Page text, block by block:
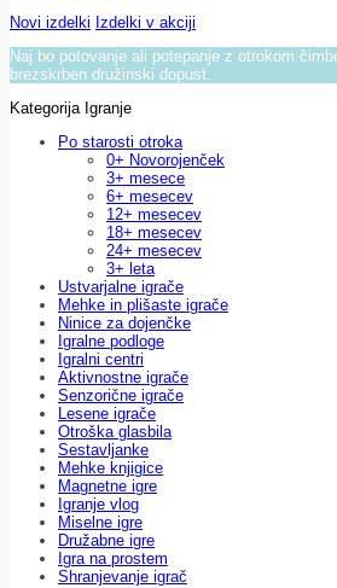
Novi izdelki Izdelki v akciji
Naj bo potovanje ali potepanje z otrokom
brezskrben družinski dopust.
Kategorija Igranje
Po starosti otroka
0+ Novorojenček
3+ mesece
6+ mesecev
12+ mesecev
18+ mesecev
24+ mesecev
3+ leta
Ustvarjalne igrače
Mehke in plišaste igrače
Ninice za dojenčke
Igralne podloge
Igralni centri
Aktivnostne igrače
Senzorične igrače
Lesene igrače
Otroška glasbila
Sestavljanke
Mehke knjigice
Magnetne igre
Igranje vlog
Miselne igre
Družabne igre
Igra na prostem
Shranjevanje igrač